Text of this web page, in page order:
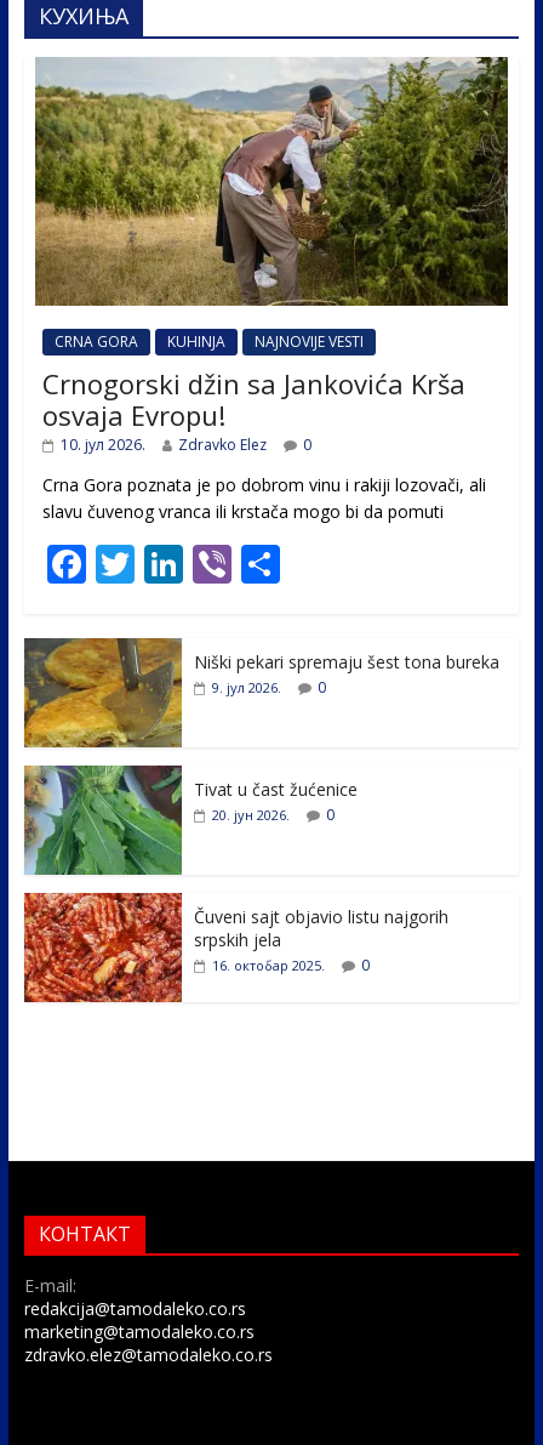
КУХИЊА
CRNA GORA KUHINJA NAJNOVIJE VESTI
Crnogorski džin sa Jankovića Krša
osvaja Evropu!
10. јул 2026. Zdravko Elez 0
Crna Gora poznata je po dobrom vinu i rakiji lozovači, ali
slavu čuvenog vranca ili krstača mogo bi da pomuti
F
e
b
o
o
k
T
itt
er
Li
e
Vi
er
S
e
Niški pekari spremaju šest tona bureka
9. јул 2026. 0
Tivat u čast žućenice
20. јун 2026. 0
Čuveni sajt objavio listu najgorih
srpskih jela
16. октобар 2025. 0
КОНТАКТ
E-mail:
redakcija@tamodaleko.co.rs
marketing@tamodaleko.co.rs
zdravko.elez@tamodaleko.co.rs